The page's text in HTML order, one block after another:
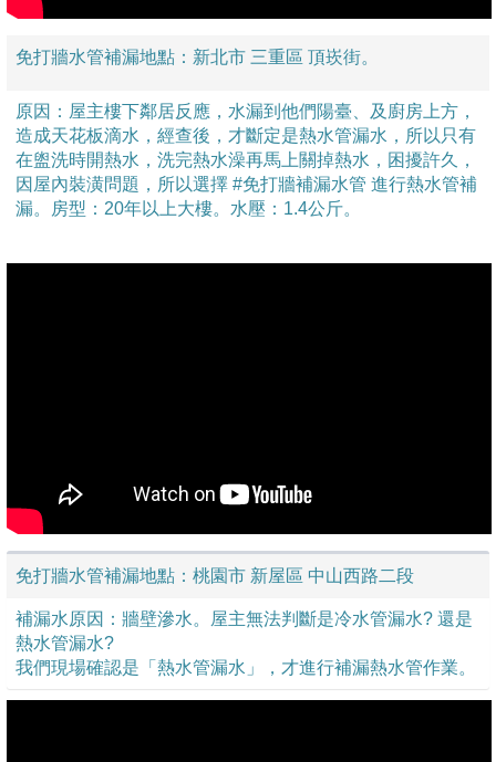
免打牆水管補漏地點：新北市 三重區 頂崁街。
原因：屋主樓下鄰居反應，水漏到他們陽臺、及廚房上方，
造成天花板滴水，經查後，才斷定是熱水管漏水，所以只有
在盥洗時開熱水，洗完熱水澡再馬上關掉熱水，困擾許久，
因屋內裝潢問題，所以選擇 #免打牆補漏水管 進行熱水管補
漏。
房型：20年以上大樓。水壓：1.4公斤。
免打牆水管補漏地點：桃園市 新屋區 中山西路二段
補漏水原因：牆壁滲水。屋主無法判斷是冷水管漏水? 還是
熱水管漏水?
我們現場確認是「熱水管漏水」，才進行補漏熱水管作業。